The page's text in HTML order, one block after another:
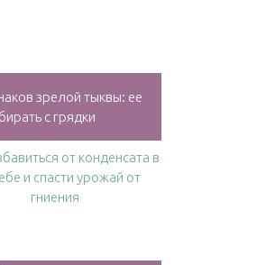
зрелой тыквы: ее
с грядки